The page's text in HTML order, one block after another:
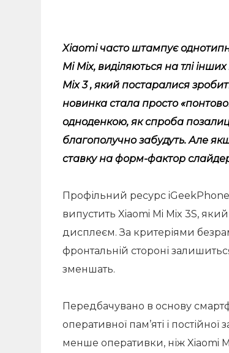
Xiaomi часто штампує
Mi Mix, виділяються на тлі
Mix 3 , який постаралися
новинка стала просто
одноденкою, як спроба
благополучно забудуть. Але
ставку на форм-фактор
Профільний ресурс iGeekPhone
випустить Xiaomi Mi Mix 3S,
дисплеєм. За критеріями
фронтальній стороні
зменшать.
Передбачувано в основу
оперативної пам’яті і
менше оперативки, ніж Xiaomi Mi